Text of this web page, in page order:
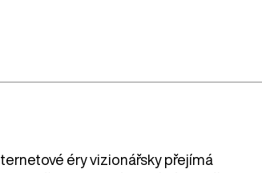
éry vizionářsky přejímá